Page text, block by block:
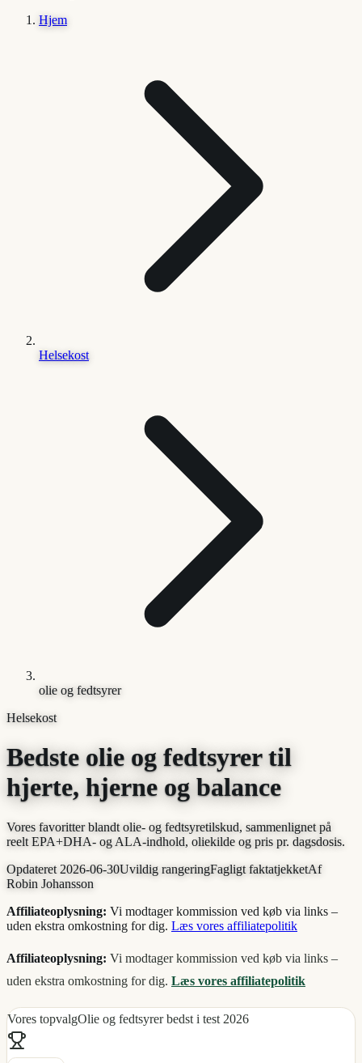
Hjem
Helsekost
olie og fedtsyrer
Helsekost
Bedste olie og fedtsyrer til
hjerte, hjerne og balance
Vores favoritter blandt olie- og fedtsyretilskud, sammenlignet på
reelt EPA+DHA- og ALA-indhold, oliekilde og pris pr. dagsdosis.
Opdateret 2026-06-30Uvildig rangeringFagligt faktatjekketAf
Robin Johansson
Affiliateoplysning: Vi modtager kommission ved køb via links –
uden ekstra omkostning for dig. Læs vores affiliatepolitik
Affiliateoplysning: Vi modtager kommission ved køb via links –
uden ekstra omkostning for dig. Læs vores affiliatepolitik
Vores topvalgOlie og fedtsyrer bedst i test 2026